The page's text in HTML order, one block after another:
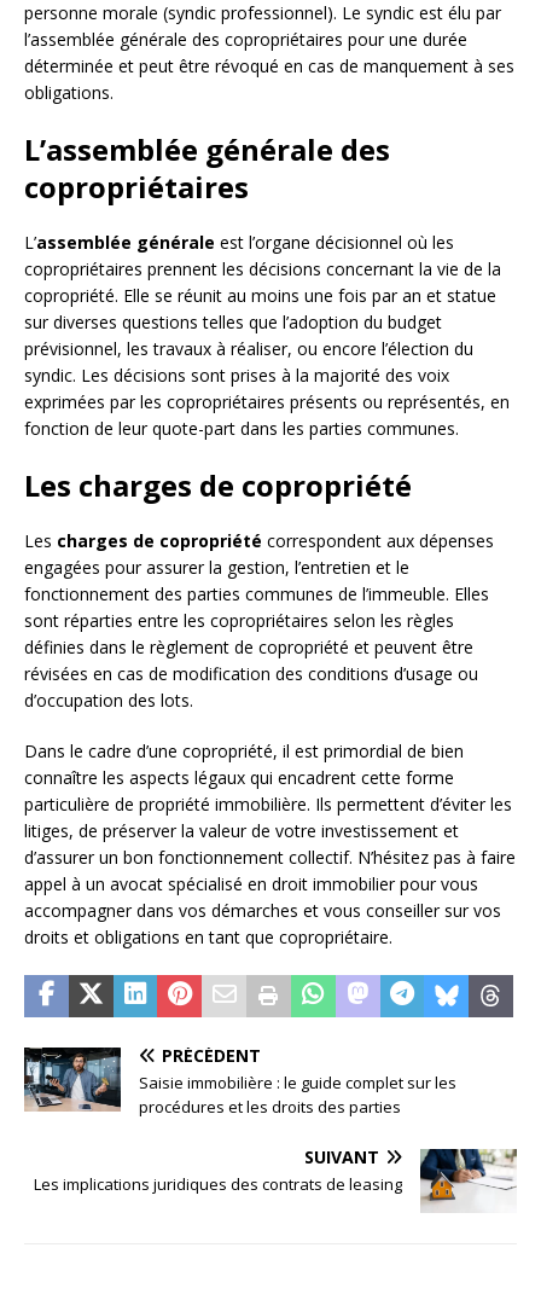
personne morale (syndic professionnel). Le syndic est élu par
l’assemblée générale des copropriétaires pour une durée
déterminée et peut être révoqué en cas de manquement à ses
obligations.
L’assemblée générale des
copropriétaires
L’assemblée générale est l’organe décisionnel où les
copropriétaires prennent les décisions concernant la vie de la
copropriété. Elle se réunit au moins une fois par an et statue
sur diverses questions telles que l’adoption du budget
prévisionnel, les travaux à réaliser, ou encore l’élection du
syndic. Les décisions sont prises à la majorité des voix
exprimées par les copropriétaires présents ou représentés, en
fonction de leur quote-part dans les parties communes.
Les charges de copropriété
Les charges de copropriété correspondent aux dépenses
engagées pour assurer la gestion, l’entretien et le
fonctionnement des parties communes de l’immeuble. Elles
sont réparties entre les copropriétaires selon les règles
définies dans le règlement de copropriété et peuvent être
révisées en cas de modification des conditions d’usage ou
d’occupation des lots.
Dans le cadre d’une copropriété, il est primordial de bien
connaître les aspects légaux qui encadrent cette forme
particulière de propriété immobilière. Ils permettent d’éviter les
litiges, de préserver la valeur de votre investissement et
d’assurer un bon fonctionnement collectif. N’hésitez pas à faire
appel à un avocat spécialisé en droit immobilier pour vous
accompagner dans vos démarches et vous conseiller sur vos
droits et obligations en tant que copropriétaire.
PRÉCÉDENT
Saisie immobilière : le guide complet sur les
procédures et les droits des parties
SUIVANT
Les implications juridiques des contrats de leasing